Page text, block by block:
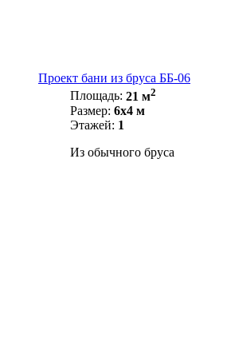
Проект бани из бруса ББ-06
Площадь: 21 м2
Размер: 6х4 м
Этажей: 1
Из обычного бруса